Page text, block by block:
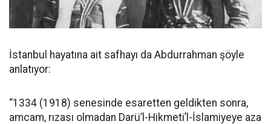
İstanbul hayatına ait safhayı da Abdurrahman şöyle
anlatıyor:
“1334 (1918) senesinde esaretten geldikten sonra,
amcam, rızası olmadan Darü’l-Hikmeti’l-İslamiyeye aza